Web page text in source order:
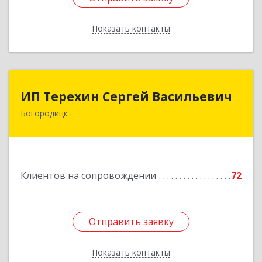
Показать контакты
Назад
ИП Терехин Сергей Васильевич
Богородицк
Клиентов на сопровождении 72
Отправить заявку
Показать контакты
ИП Терехин Сергей Васильевич
301831, Тульская обл, Богородицкий р-н,
Отправить заявку
Назад